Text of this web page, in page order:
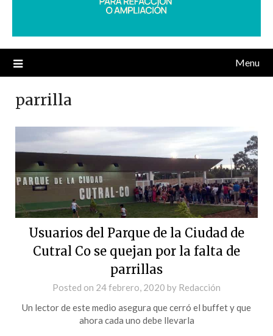
Menu
parrilla
Usuarios del Parque de la Ciudad de
Cutral Co se quejan por la falta de
parrillas
Posted on 24 febrero, 2020 by Redacción
Un lector de este medio asegura que cerró el buffet y que
ahora cada uno debe llevarla